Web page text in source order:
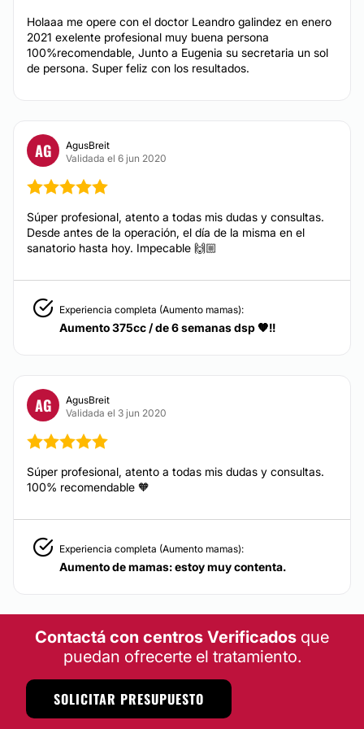
Holaaa me opere con el doctor Leandro galindez en enero
2021 exelente profesional muy buena persona
100%recomendable, Junto a Eugenia su secretaria un sol
de persona. Super feliz con los resultados.
AG
AgusBreit
Validada el 6 jun 2020
Súper profesional, atento a todas mis dudas y consultas.
Desde antes de la operación, el día de la misma en el
sanatorio hasta hoy. Impecable 🙌🏼
Experiencia completa (Aumento mamas):
Aumento 375cc / de 6 semanas dsp 🧡!!
AG
AgusBreit
Validada el 3 jun 2020
Súper profesional, atento a todas mis dudas y consultas.
100% recomendable 🧡
Experiencia completa (Aumento mamas):
Aumento de mamas: estoy muy contenta.
Contactá con centros Verificados que
puedan ofrecerte el tratamiento.
SOLICITAR PRESUPUESTO